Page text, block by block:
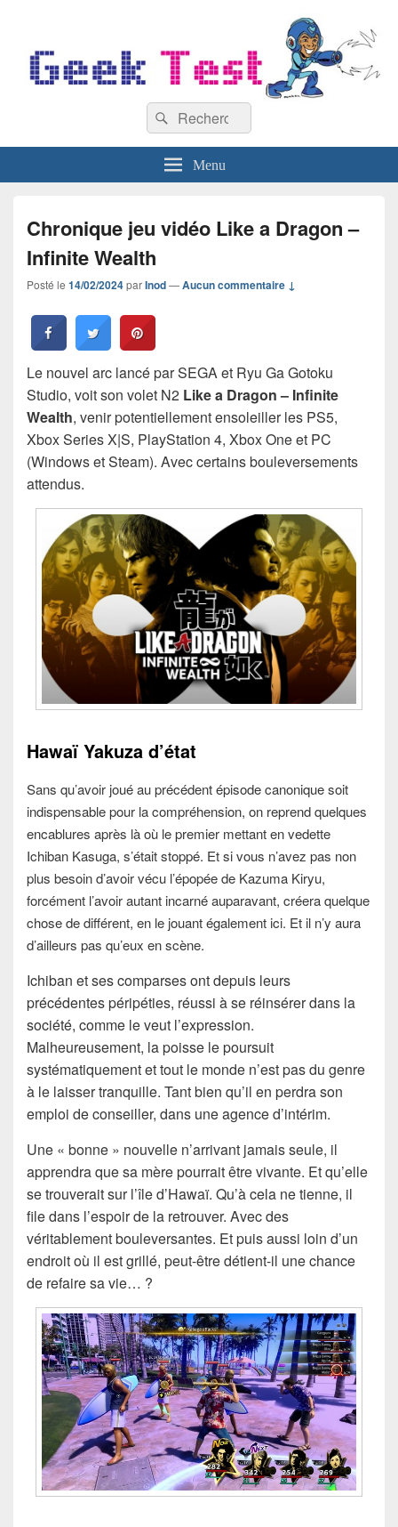
Recherche :
Rechercher
Menu
Chronique jeu vidéo Like a Dragon –
Infinite Wealth
Posté le 14/02/2024parInod—Aucun commentaire ↓
Le nouvel arc lancé par SEGA et Ryu Ga Gotoku
Studio, voit son volet N2 Like a Dragon – Infinite
Wealth, venir potentiellement ensoleiller les PS5,
Xbox Series X|S, PlayStation 4, Xbox One et PC
(Windows et Steam). Avec certains bouleversements
attendus.
Hawaï Yakuza d’état
Sans qu’avoir joué au précédent épisode canonique soit
indispensable pour la compréhension, on reprend quelques
encablures après là où le premier mettant en vedette
Ichiban Kasuga, s’était stoppé. Et si vous n’avez pas non
plus besoin d’avoir vécu l’épopée de Kazuma Kiryu,
forcément l’avoir autant incarné auparavant, créera quelque
chose de différent, en le jouant également ici. Et il n’y aura
d’ailleurs pas qu’eux en scène.
Ichiban et ses comparses ont depuis leurs
précédentes péripéties, réussi à se réinsérer dans la
société, comme le veut l’expression.
Malheureusement, la poisse le poursuit
systématiquement et tout le monde n’est pas du genre
à le laisser tranquille. Tant bien qu’il en perdra son
emploi de conseiller, dans une agence d’intérim.
Une « bonne » nouvelle n’arrivant jamais seule, il
apprendra que sa mère pourrait être vivante. Et qu’elle
se trouverait sur l’île d’Hawaï. Qu’à cela ne tienne, il
file dans l’espoir de la retrouver. Avec des
véritablement bouleversantes. Et puis aussi loin d’un
endroit où il est grillé, peut-être détient-il une chance
de refaire sa vie… ?